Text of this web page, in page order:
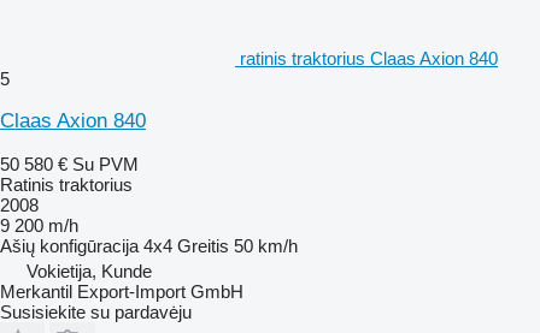
ratinis traktorius Claas Axion 840
5
Claas Axion 840
50 580 € Su PVM
Ratinis traktorius
2008
9 200 m/h
Ašių konfigūracija 4x4 Greitis 50 km/h
Vokietija, Kunde
Merkantil Export-Import GmbH
Susisiekite su pardavėju